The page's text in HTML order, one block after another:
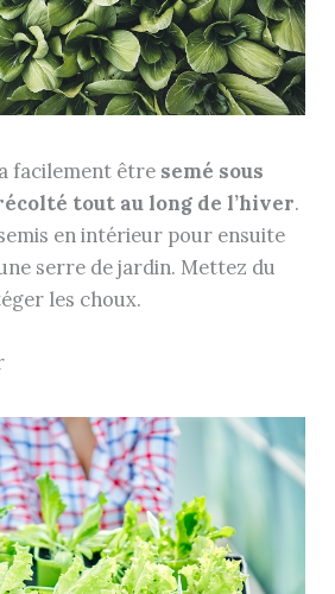
facilement être semé sous
tout au long de l’hiver.
en intérieur pour ensuite
serre de jardin. Mettez du
les choux.